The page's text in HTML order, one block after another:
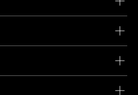
gerade?